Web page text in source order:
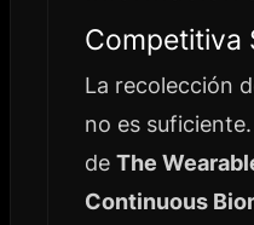
Competitiva
La recolección
no es
de The
Continuous